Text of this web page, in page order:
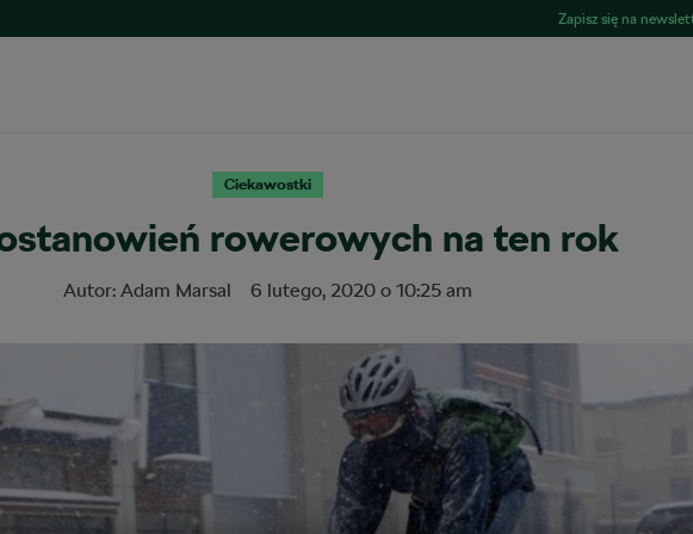
Zapisz się na
Ciekawostki
rowerowych na ten rok
Autor: Adam Marsal 6 lutego, 2020o 10:25 am